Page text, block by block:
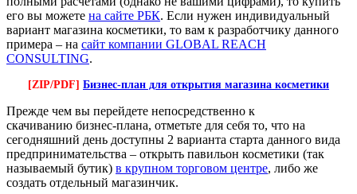
его вы можете на сайте РБК. Если нужен индивидуальный
вариант магазина косметики, то вам к разработчику данного
примера – на сайт компании GLOBAL REACH
CONSULTING.
[ZIP/PDF] Бизнес-план для открытия магазина косметики
Прежде чем вы перейдете непосредственно к
скачиванию бизнес-плана, отметьте для себя то, что на
сегодняшний день доступны 2 варианта старта данного вида
предпринимательства – открыть павильон косметики (так
называемый бутик) в крупном торговом центре, либо же
создать отдельный магазинчик.